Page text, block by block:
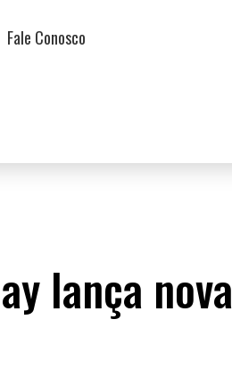
Fale Conosco
lança nova